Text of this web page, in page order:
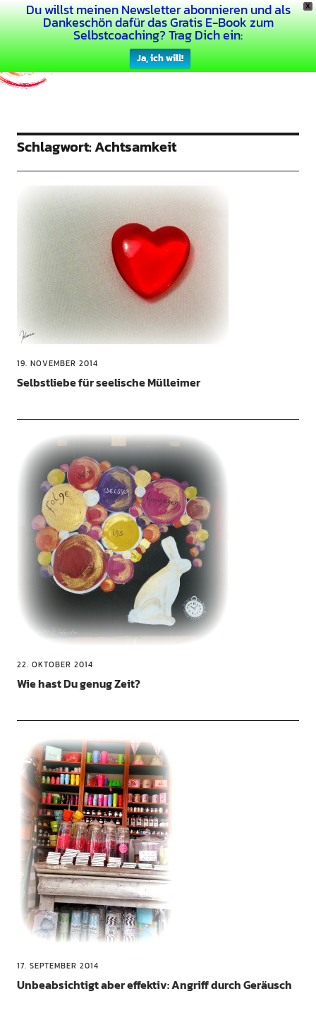
X
Du willst meinen Newsletter abonnieren und als
Dankeschön dafür das Gratis E-Book zum
Selbstcoaching? Trag Dich ein:
Ja, ich will!
Dein Buntes Leben
Schlagwort:Achtsamkeit
19. NOVEMBER 2014
Selbstliebe für seelische Mülleimer
22. OKTOBER 2014
Wie hast Du genug Zeit?
17. SEPTEMBER 2014
Unbeabsichtigt aber effektiv: Angriff durch Geräusch